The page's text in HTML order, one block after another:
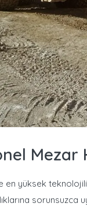
Mezar
en yüksek
sorunsuzca